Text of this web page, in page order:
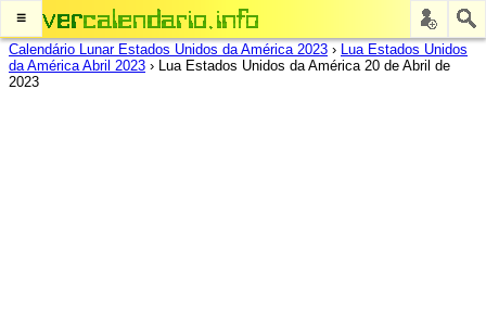
≡
Calendário Lunar Estados Unidos da América 2023 › Lua Estados Unidos
da América Abril 2023 › Lua Estados Unidos da América 20 de Abril de
2023